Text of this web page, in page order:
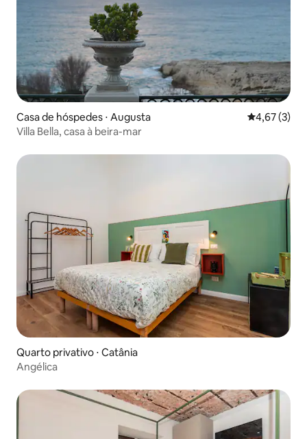
Casa de hóspedes ⋅ Augusta 4,67 de
4,67 (3)
Villa Bella, casa à beira-mar
Quarto privativo ⋅ Catânia
Angélica